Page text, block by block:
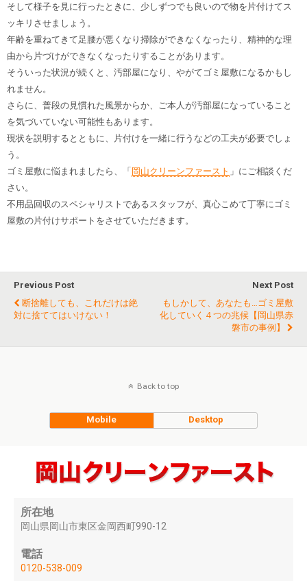
そして様子を見に行ったときに、少しずつでも良いので物を片付けてス
ッキリさせましょう。
年齢を重ねてきて足腰が悪くなり掃除ができなくなったり、精神的な理
由から片づけができなくなったりすることがあります。
そういった状況が続くと、汚部屋になり、やがてゴミ屋敷になるかもし
れません。
さらに、普段の見慣れた風景からか、ご本人が汚部屋になっていること
を気づいていない可能性もあります。
現状を説明するとともに、片付けを一緒に行うなどの工夫が必要でしょ
う。
ゴミ屋敷に悩まれましたら、「岡山クリーンファースト 」にご相談くだ
さい。
不用品回収のスペシャリストであるスタッフが、真心こめて丁寧にゴミ
屋敷の片付けサポートをさせていただきます。
Previous Post
断捨離しても、これだけは絶
対に捨ててはいけない！
Next Post
もしかして、あなたも…ゴミ屋敷
化していく４つの兆候【岡山県赤
磐市の事例】
Back to top
Mobile Desktop
所在地
岡山県岡山市東区金岡西町990-12
電話
0120-538-009